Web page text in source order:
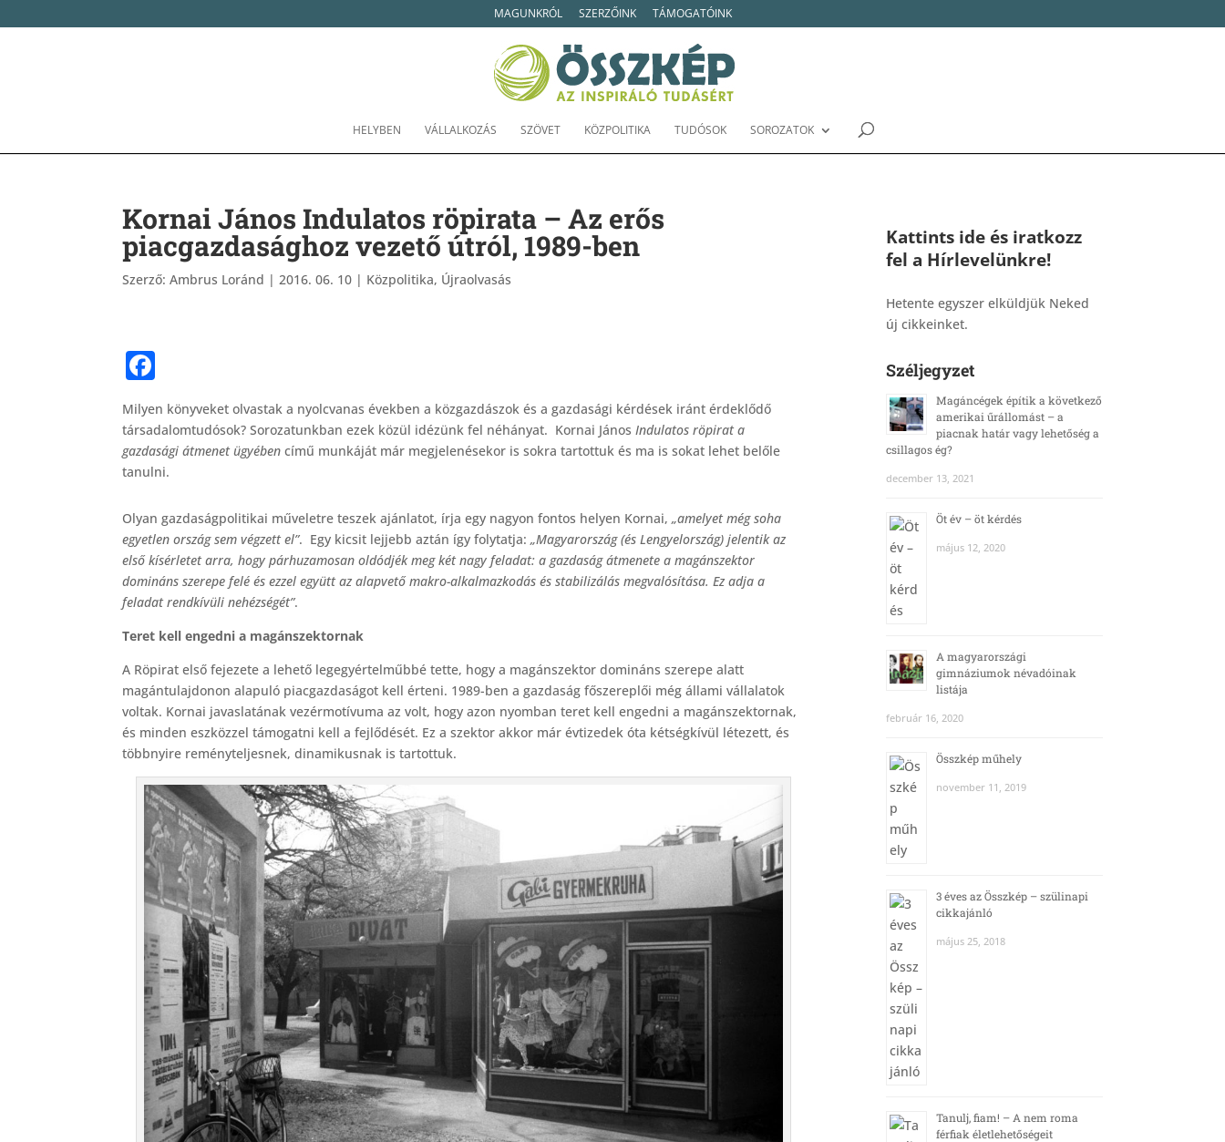
MAGUNKRÓL SZERZŐINK TÁMOGATÓINK
HELYBEN VÁLLALKOZÁS SZÖVET KÖZPOLITIKA TUDÓSOK SOROZATOK
Kornai János Indulatos röpirata – Az erős
piacgazdasághoz vezető útról, 1989-ben
Szerző:Ambrus Loránd |2016. 06. 10 | Közpolitika, Újraolvasás
a
c
e
b
o
o
k
Milyen könyveket olvastak a nyolcvanas években a közgazdászok és a gazdasági kérdések iránt érdeklődő
társadalomtudósok? Sorozatunkban ezek közül idézünk fel néhányat. Kornai JánosIndulatos röpirat a
gazdasági átmenet ügyében című munkáját már megjelenésekor is sokra tartottuk és ma is sokat lehet belőle
tanulni.
Olyan gazdaságpolitikai műveletre teszek ajánlatot, írja egy nagyon fontos helyen Kornai,„amelyet még soha
egyetlen ország sem végzett el”. Egy kicsit lejjebb aztán így folytatja:„Magyarország (és Lengyelország) jelentik az
első kísérletet arra, hogy párhuzamosan oldódjék meg két nagy feladat: a gazdaság átmenete a magánszektor
domináns szerepe felé és ezzel együtt az alapvető makro-alkalmazkodás és stabilizálás megvalósítása. Ez adja a
feladat rendkívüli nehézségét”.
Teret kell engedni a magánszektornak
A Röpirat első fejezete a lehető legegyértelműbbé tette, hogy a magánszektor domináns szerepe alatt
magántulajdonon alapuló piacgazdaságot kell érteni. 1989-ben a gazdaság főszereplői még állami vállalatok
voltak. Kornai javaslatának vezérmotívuma az volt, hogy azon nyomban teret kell engedni a magánszektornak,
és minden eszközzel támogatni kell a fejlődését. Ez a szektor akkor már évtizedek óta kétségkívül létezett, és
többnyire reményteljesnek, dinamikusnak is tartottuk.
Kattints ide és iratkozz
fel a Hírlevelünkre!
Hetente egyszer elküldjük Neked
új cikkeinket.
Széljegyzet
Magáncégek építik a következő
amerikai űrállomást – a
piacnak határ vagy lehetőség a
csillagos ég?
december 13, 2021
Öt év – öt kérdés
május 12, 2020
A magyarországi
gimnáziumok névadóinak
listája
február 16, 2020
Összkép műhely
november 11, 2019
3 éves az Összkép – szülinapi
cikkajánló
május 25, 2018
Tanulj, fiam! – A nem roma
férfiak életlehetőségeit